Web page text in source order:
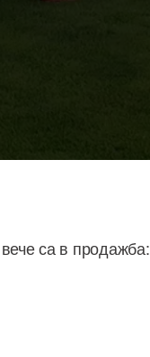
са в продажба: